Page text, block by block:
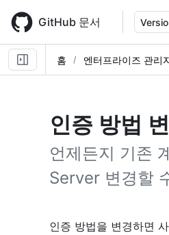
main
content
GitHub 문서
홈 엔터프라이즈 관리
인증 방법
언제든지 기존
Server 변경할
인증 방법을 변경하면